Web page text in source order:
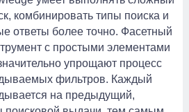
комбинировать типы поиска и
ответы более точно. Фасетный
с простыми элементами
упрощают процесс
фильтров. Каждый
на предыдущий,